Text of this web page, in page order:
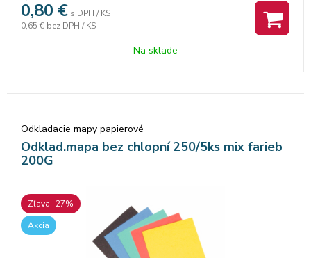
0,80 € s DPH / KS
0,65 € bez DPH / KS
Na sklade
Odkladacie mapy papierové
Odklad.mapa bez chlopní 250/5ks mix farieb
200G
Zľava -27%
Akcia